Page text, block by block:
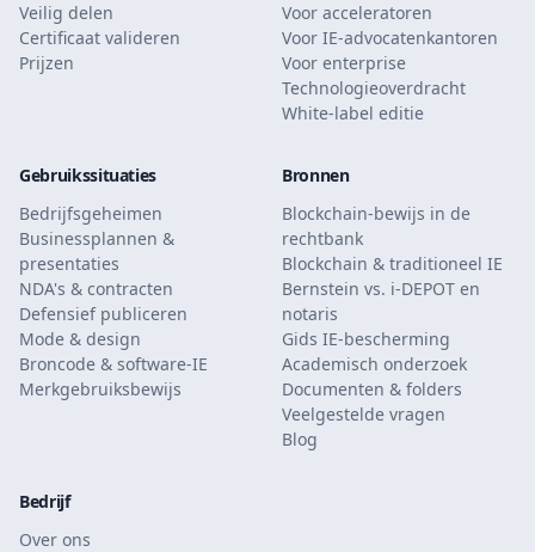
Veilig delen
Certificaat valideren
Prijzen
Voor acceleratoren
Voor IE-advocatenkantoren
Voor enterprise
Technologieoverdracht
White-label editie
Gebruikssituaties
Bedrijfsgeheimen
Businessplannen &
presentaties
NDA's & contracten
Defensief publiceren
Mode & design
Broncode & software-IE
Merkgebruiksbewijs
Bronnen
Blockchain-bewijs in de
rechtbank
Blockchain & traditioneel IE
Bernstein vs. i-DEPOT en
notaris
Gids IE-bescherming
Academisch onderzoek
Documenten & folders
Veelgestelde vragen
Blog
Bedrijf
Over ons